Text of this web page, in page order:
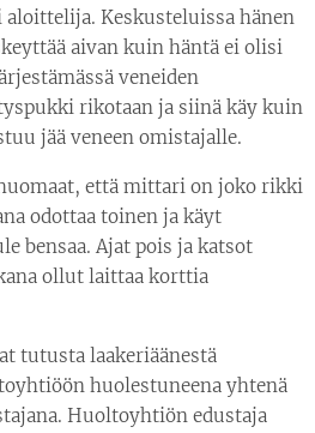
Keskusteluissa hänen
aivan kuin häntä ei olisi
veneiden
rikotaan ja siinä käy kuin
jää veneen omistajalle.
että mittari on joko rikki
odottaa toinen ja käyt
bensaa. Ajat pois ja katsot
ollut laittaa korttia
tutusta laakeriäänestä
huolestuneena yhtenä
Huoltoyhtiön edustaja